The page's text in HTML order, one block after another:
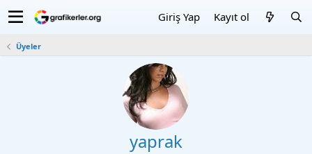
Giriş Yap Kayıt ol
Üyeler
yaprak